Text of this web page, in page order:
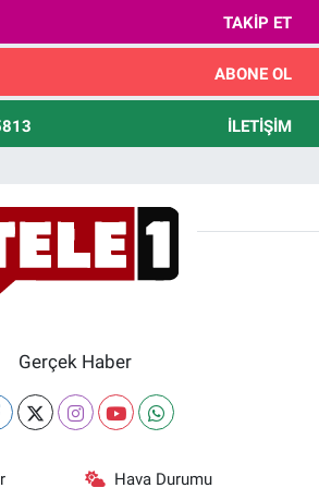
TAKIP ET
ABONE OL
İLETIŞIM
Gerçek Haber
Hava Durumu